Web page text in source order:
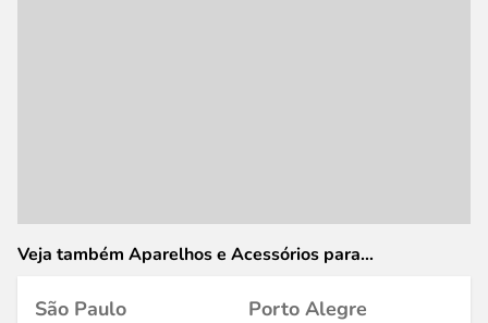
Veja também Aparelhos e Acessórios para
São Paulo
Porto Alegre